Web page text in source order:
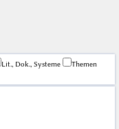
Lit., Dok., Systeme
Themen